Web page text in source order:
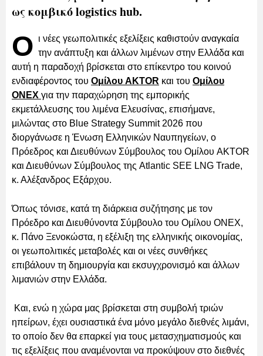
ως κομβικό logistics hub.
Ο ι νέες γεωπολιτικές εξελίξεις καθιστούν αναγκαία
την ανάπτυξη και άλλων λιμένων στην Ελλάδα και
αυτή η παραδοχή βρίσκεται στο επίκεντρο του κοινού
ενδιαφέροντος του Ομίλου AKTOR και του Ομίλου
ΟΝΕΧ για την παραχώρηση της εμπορικής
εκμετάλλευσης του λιμένα Ελευσίνας, επισήμανε,
μιλώντας στο Blue Strategy Summit 2026 που
διοργάνωσε η Ένωση Ελληνικών Ναυπηγείων, ο
Πρόεδρος και Διευθύνων Σύμβουλος του Ομίλου AKTOR
και Διευθύνων Σύμβουλος της Atlantic SEE LNG Trade,
κ. Αλέξανδρος Εξάρχου.
Όπως τόνισε, κατά τη διάρκεια συζήτησης με τον
Πρόεδρο και Διευθύνοντα Σύμβουλο του Ομίλου ONEX,
κ. Πάνο Ξενοκώστα, η εξέλιξη της ελληνικής οικονομίας,
οι γεωπολιτικές μεταβολές και οι νέες συνθήκες
επιβάλουν τη δημιουργία και εκσυγχρονισμό και άλλων
λιμανιών στην Ελλάδα.
Και, ενώ η χώρα μας βρίσκεται στη συμβολή τριών
ηπείρων, έχει ουσιαστικά ένα μόνο μεγάλο διεθνές λιμάνι,
το οποίο δεν θα επαρκεί για τους μετασχηματισμούς και
τις εξελίξεις που αναμένονται να προκύψουν στο διεθνές